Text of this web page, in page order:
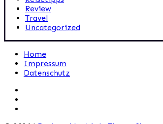
Review
Travel
Uncategorized
Home
Impressum
Datenschutz